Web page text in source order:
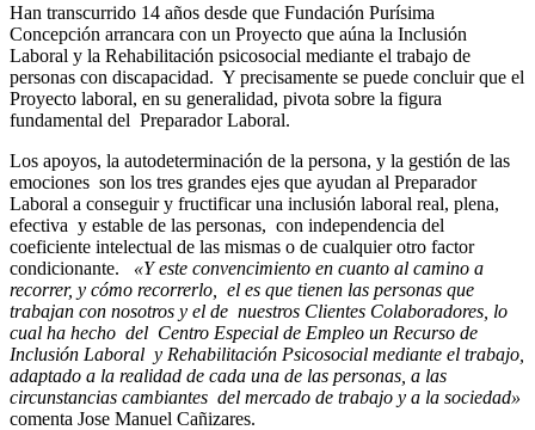
Han transcurrido 14 años desde que Fundación Purísima
Concepción arrancara con un Proyecto que aúna la Inclusión
Laboral y la Rehabilitación psicosocial mediante el trabajo de
personas con discapacidad. Y precisamente se puede concluir que el
Proyecto laboral, en su generalidad, pivota sobre la figura
fundamental del Preparador Laboral.
Los apoyos, la autodeterminación de la persona, y la gestión de las
emociones son los tres grandes ejes que ayudan al Preparador
Laboral a conseguir y fructificar una inclusión laboral real, plena,
efectiva y estable de las personas, con independencia del
coeficiente intelectual de las mismas o de cualquier otro factor
condicionante. «Y este convencimiento en cuanto al camino a
recorrer, y cómo recorrerlo, el es que tienen las personas que
trabajan con nosotros y el de nuestros Clientes Colaboradores, lo
cual ha hecho del Centro Especial de Empleo un Recurso de
Inclusión Laboral y Rehabilitación Psicosocial mediante el trabajo,
adaptado a la realidad de cada una de las personas, a las
circunstancias cambiantes del mercado de trabajo y a la sociedad»
comenta Jose Manuel Cañizares.